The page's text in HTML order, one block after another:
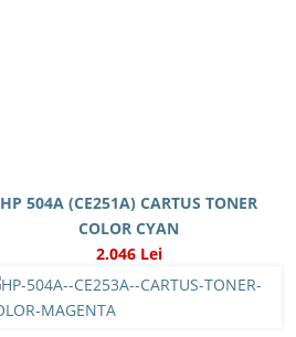
HP 504A (CE251A) CARTUS TONER
COLOR CYAN
2.046 Lei